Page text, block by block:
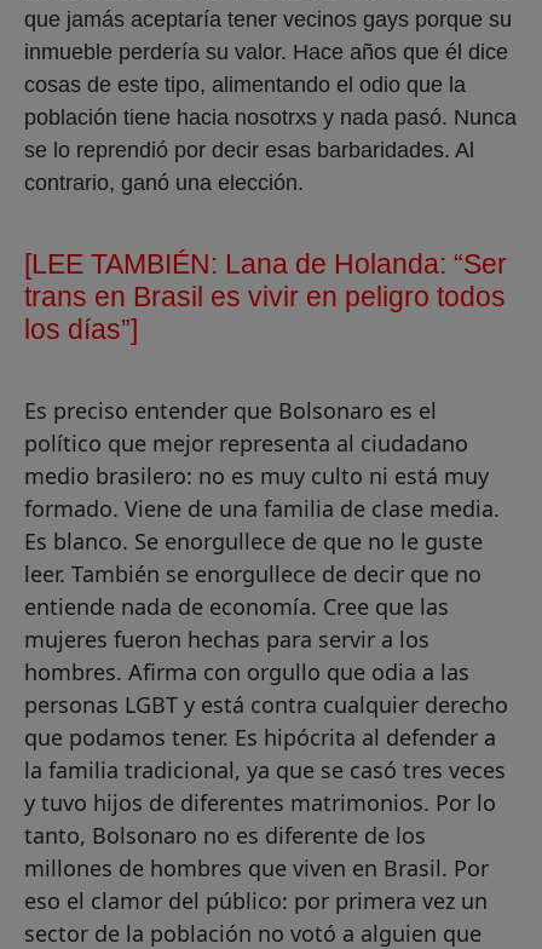
que jamás aceptaría tener vecinos gays porque su
inmueble perdería su valor. Hace años que él dice
cosas de este tipo, alimentando el odio que la
población tiene hacia nosotrxs y nada pasó. Nunca
se lo reprendió por decir esas barbaridades. Al
contrario, ganó una elección.
[LEE TAMBIÉN: Lana de Holanda: “Ser
trans en Brasil es vivir en peligro todos
los días”]
Es preciso entender que Bolsonaro es el
político que mejor representa al ciudadano
medio brasilero: no es muy culto ni está muy
formado. Viene de una familia de clase media.
Es blanco. Se enorgullece de que no le guste
leer. También se enorgullece de decir que no
entiende nada de economía. Cree que las
mujeres fueron hechas para servir a los
hombres. Afirma con orgullo que odia a las
personas LGBT y está contra cualquier derecho
que podamos tener. Es hipócrita al defender a
la familia tradicional, ya que se casó tres veces
y tuvo hijos de diferentes matrimonios. Por lo
tanto, Bolsonaro no es diferente de los
millones de hombres que viven en Brasil. Por
eso el clamor del público: por primera vez un
sector de la población no votó a alguien que